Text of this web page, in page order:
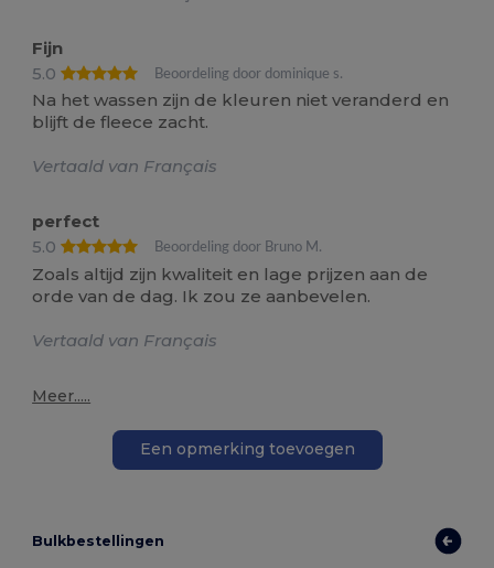
Fijn
5.0
Beoordeling door dominique s.
Na het wassen zijn de kleuren niet veranderd en
blijft de fleece zacht.
Vertaald van Français
perfect
5.0
Beoordeling door Bruno M.
Zoals altijd zijn kwaliteit en lage prijzen aan de
orde van de dag. Ik zou ze aanbevelen.
Vertaald van Français
Meer.....
Een opmerking toevoegen
Bulkbestellingen